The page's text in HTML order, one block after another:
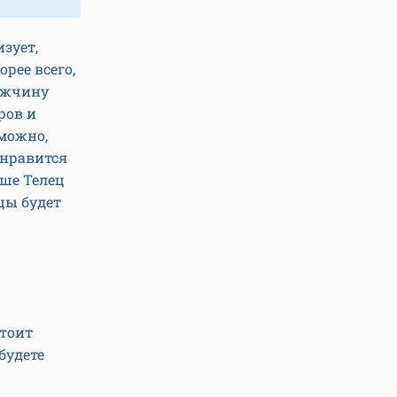
всего,
и
Телец
будет